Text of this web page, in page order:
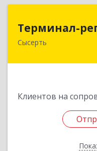
Терминал-
Сысерть
Клиентов на
624022,